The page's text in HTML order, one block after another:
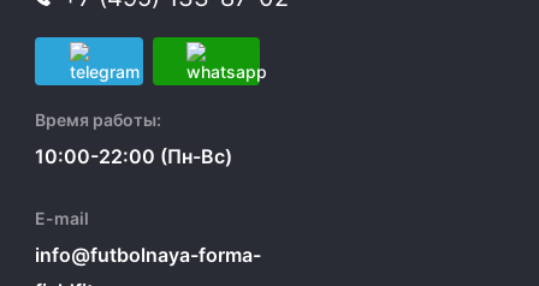
Время работы:
10:00-22:00 (Пн-Вс)
E-mail
info@futbolnaya-forma-